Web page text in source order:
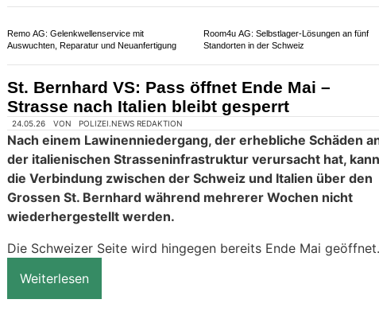
26.06.26 VON POLIZEI.NEWS REDAKTION
Im Rahmen der Sanierung der A9 zwischen Sion-Est und
Sierre-Est sind nächste Woche zwei Nachtsperrungen nötig.
Die Sperrungen erfolgen für eine Anpassung der
Verkehrsführung. Der Verkehr wird über die Kantonsstrasse
umgeleitet.